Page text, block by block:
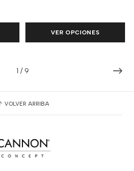
1 / 9
VER OPCIONES
VOLVER ARRIBA